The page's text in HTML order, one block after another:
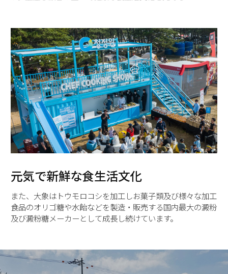
元気で新鮮な食生活文化
また、大象はトウモロコシを加工しお菓子類及び様々な加工
食品のオリゴ糖や水飴などを製造・販売する国内最大の澱粉
及び澱粉糖メーカーとして成長し続けています。